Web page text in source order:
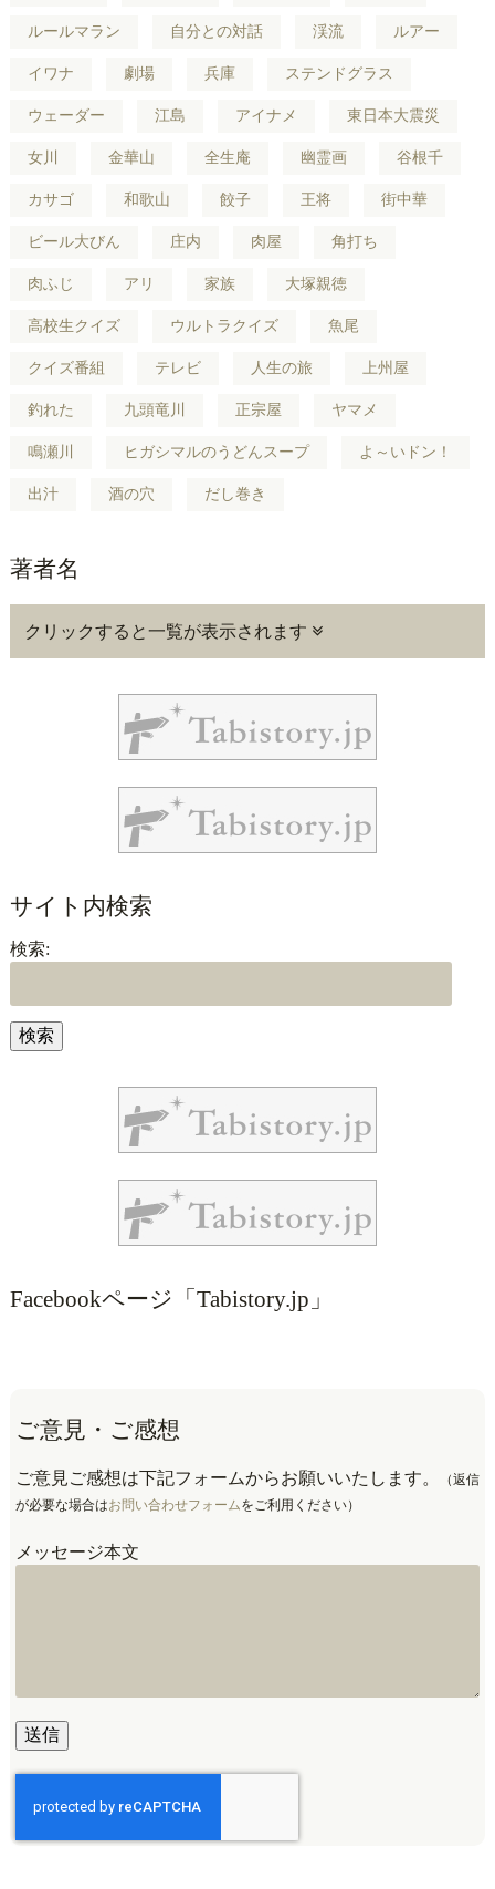
ルールマラン 自分との対話 渓流 ルアー
イワナ 劇場 兵庫 ステンドグラス
ウェーダー 江島 アイナメ 東日本大震災
女川 金華山 全生庵 幽霊画 谷根千
カサゴ 和歌山 餃子 王将 街中華
ビール大びん 庄内 肉屋 角打ち
肉ふじ アリ 家族 大塚親徳
高校生クイズ ウルトラクイズ 魚尾
クイズ番組 テレビ 人生の旅 上州屋
釣れた 九頭竜川 正宗屋 ヤマメ
鳴瀬川 ヒガシマルのうどんスープ よ～いドン！
出汁 酒の穴 だし巻き
著者名
クリックすると一覧が表示されます
サイト内検索
検索:
Facebookページ「Tabistory.jp」
ご意見・ご感想
ご意見ご感想は下記フォームからお願いいたします。
（返信
が必要な場合はお問い合わせフォームをご利用ください）
メッセージ本文